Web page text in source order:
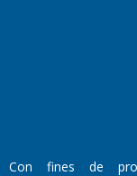
Con fines de